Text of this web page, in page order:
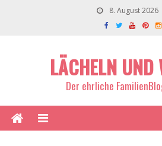
8. August 2026
LÄCHELN UND
Der ehrliche